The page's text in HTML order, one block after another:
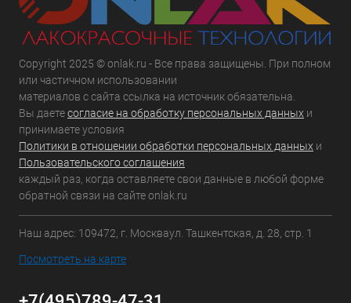
Copyright 2025 © onlak.ru - Все права защищены. При полном
или частичном использовании
материалов с сайта ссылка на источник обязательна.
Вы даетесогласие на обработку персональных данных и
принимаете условия
Политики в отношении обработки персональных данных и
Пользовательского соглашения
каждый раз, когда оставляете свои данные в любой форме
обратной связи на сайте onlak.ru
Наш адрес: 109472, г. Москваул. Ташкентская, д. 28, стр. 1
Посмотреть на карте